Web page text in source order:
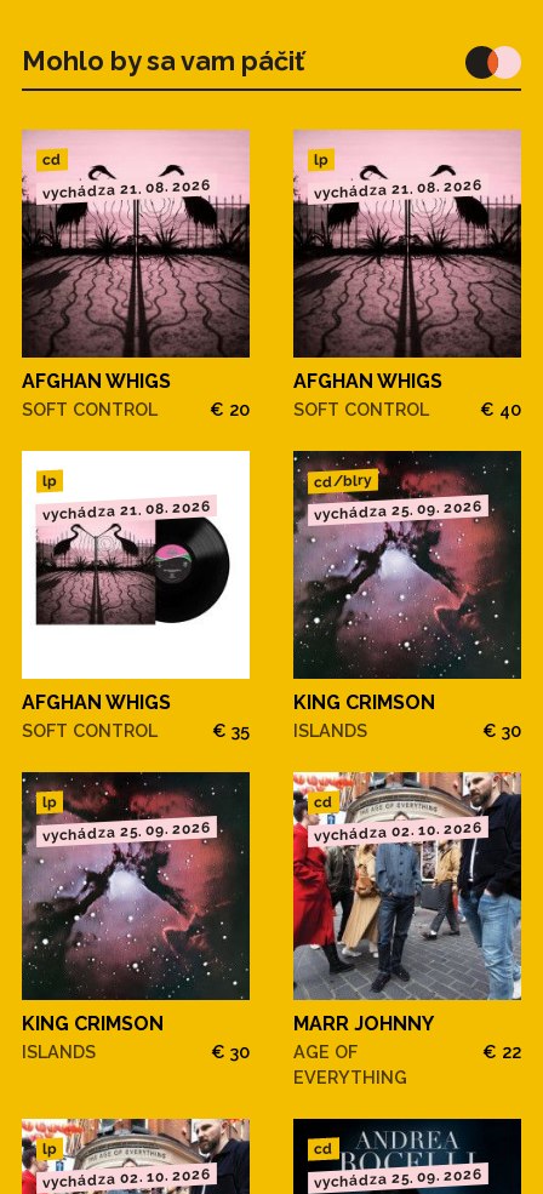
Mohlo by sa vam páčiť
cd
vychádza 21. 08. 2026
AFGHAN WHIGS
SOFT CONTROL € 20
lp
vychádza 21. 08. 2026
AFGHAN WHIGS
SOFT CONTROL € 40
lp
vychádza 21. 08. 2026
AFGHAN WHIGS
SOFT CONTROL € 35
cd/blry
vychádza 25. 09. 2026
KING CRIMSON
ISLANDS € 30
lp
vychádza 25. 09. 2026
KING CRIMSON
ISLANDS € 30
cd
vychádza 02. 10. 2026
MARR JOHNNY
AGE OF
EVERYTHING
€ 22
lp
vychádza 02. 10. 2026
cd
vychádza 25. 09. 2026